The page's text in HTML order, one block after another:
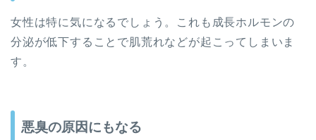
女性は特に気になるでしょう。これも成長ホルモンの
分泌が低下することで肌荒れなどが起こってしまいま
す。
悪臭の原因にもなる